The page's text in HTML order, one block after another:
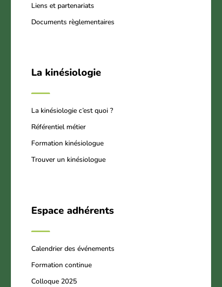
Liens et partenariats
Documents règlementaires
La kinésiologie
La kinésiologie c’est quoi ?
Référentiel métier
Formation kinésiologue
Trouver un kinésiologue
Espace adhérents
Calendrier des événements
Formation continue
Colloque 2025